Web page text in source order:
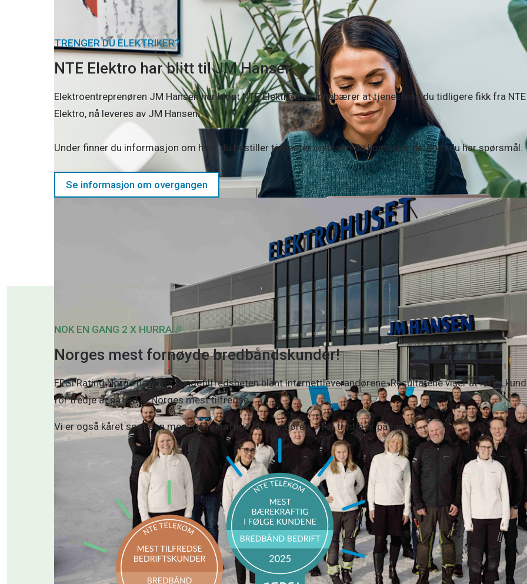
TRENGER DU ELEKTRIKER?
NTE Elektro har blitt til JM Hansen
Elektroentreprenøren JM Hansen har kjøpt NTE Elektro. Det innebærer at tjenestene du tidligere fikk fra NTE
Elektro, nå leveres av JM Hansen.
Under finner du informasjon om hvor du bestiller tjenester og hvem du kontakter dersom du har spørsmål.
Se informasjon om overgangen
NOK EN GANG 2 X HURRA 🎉
Norges mest fornøyde bredbåndskunder!
EPSI Rating Norge har målt kundetilfredsheten blant internettleverandørene. Resultatene viser at NTEs
for tredje år på rad er Norges mest tilfredse.
Vi er også kåret som den mest bærekraftige leverandøren – for tredje år på rad.